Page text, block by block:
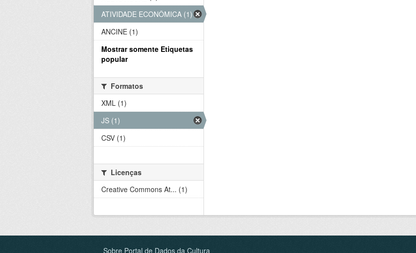
ATIVIDADE ECONÔMICA (1)
ANCINE (1)
Mostrar somente Etiquetas
popular
Formatos
XML (1)
JS (1)
CSV (1)
Licenças
Creative Commons At... (1)
Sobre Portal de Dados da Cultura